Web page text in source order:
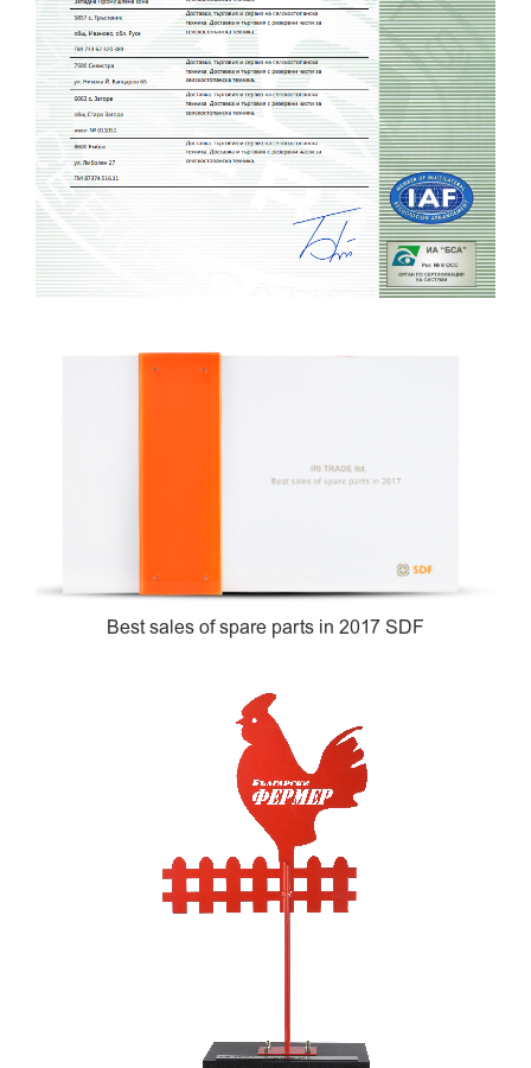
Best sales of spare parts in 2017 SDF